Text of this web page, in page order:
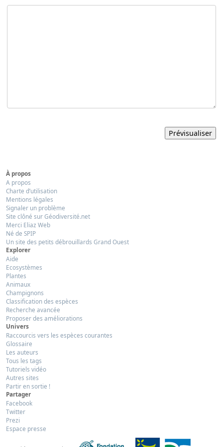
À propos
A propos
Charte d’utilisation
Mentions légales
Signaler un problème
Site clôné sur Géodiversité.net
Merci Eliaz Web
Né de SPIP
Un site des petits débrouillards Grand Ouest
Explorer
Aide
Ecosystèmes
Plantes
Animaux
Champignons
Classification des espèces
Recherche avancée
Proposer des améliorations
Univers
Raccourcis vers les espèces courantes
Glossaire
Les auteurs
Tous les tags
Tutoriels vidéo
Autres sites
Partir en sortie !
Partager
Facebook
Twitter
Prezi
Espace presse